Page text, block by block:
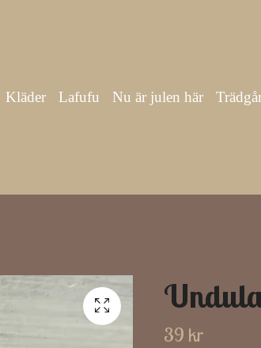
Kläder Lafufu Nu är julen här
39 kr